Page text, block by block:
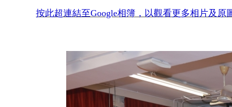
按此超連結至Google相簿，以觀看更多相片及原